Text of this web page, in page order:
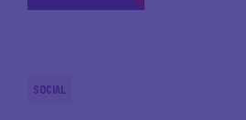
SOCIAL